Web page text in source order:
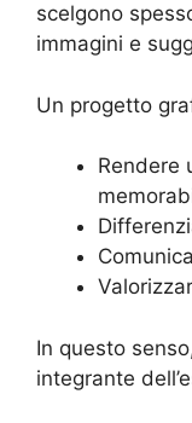
scelgono
immagini e
Un progetto
Rendere
In questo
integrante